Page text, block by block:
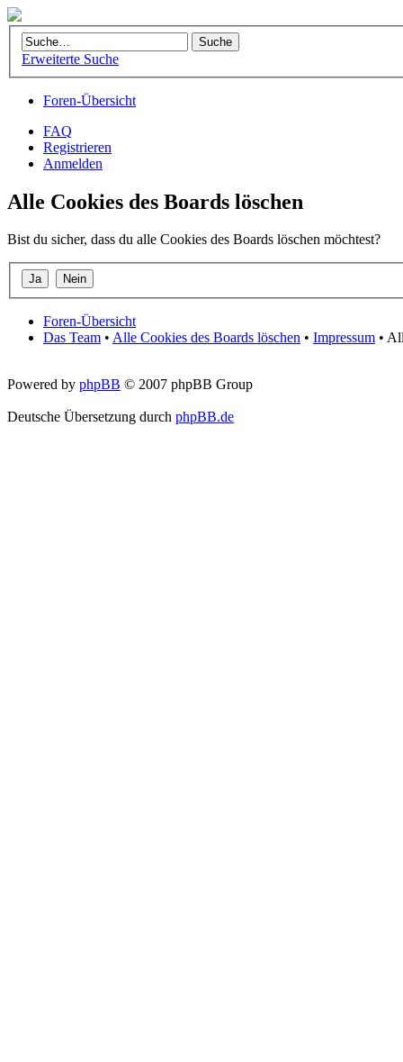
Erweiterte Suche
Foren-Übersicht
FAQ
Registrieren
Anmelden
Alle Cookies des Boards löschen
Bist du sicher, dass du alle Cookies des Boards löschen möchtest?
Foren-Übersicht
Das Team • Alle Cookies des Boards löschen • Impressum •
Powered by phpBB © 2007 phpBB Group
Deutsche Übersetzung durch phpBB.de